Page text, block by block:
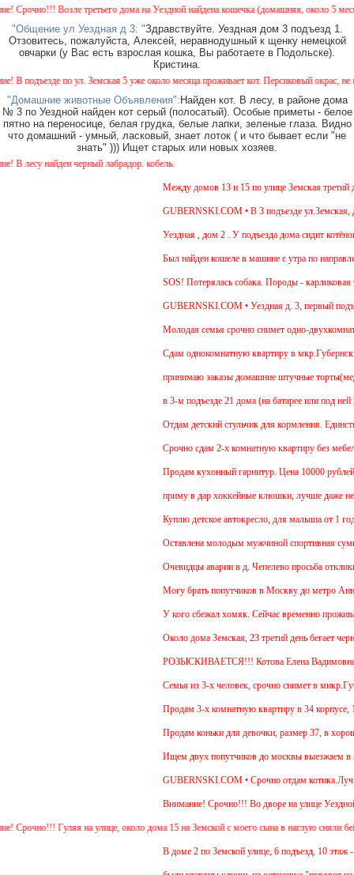
Возле третьего дома на Уездной найдена кошечка (домашняя, около 5
"Общение ул Уездная д 3: "Здравствуйте. Уездная дом 3 подъезд 1.
Отзовитесь, пожалуйста, Алексей, неравнодушный к щенку немецкой
овчарки (у Вас есть взрослая кошка, Вы работаете в Подольске).
Кристина.
по ул. Земская 5 уже около месяца проживает кот. Персиковый окрас, не
"Домашние животные Объявления": Найден кот. В лесу, в районе дома
№ 3 по Уездной найден кот серый (полосатый). Особые приметы - белое
пятно на переносице, белая грудка, белые лапки, зеленые глаза. Видно
что домашний - умный, ласковый, знает лоток ( и что бывает если "не
знать" ))) Ищет старых или новых хозяев.
найден черный лабрадор. кобель.
Между домов 13 и 15 по улице Земская третий
GUBERNSKI.COM • В 3 подъезде ул.Земская,
Уездная , дом 2 . У подъезда дома сидит
Был найден кошеле в машине с утра по
SOS! Потерялась собака. Породы - карликовая
GUBERNSKI.COM • Уездная д. 3, первый
Молодая семья срочно снимет одно-
Cдам однокомнатную квартиру в
принимаю заказы домашние штучные
в 3-м подъезде 21 дома (на батарее или под
Отдам детский стульчик для кормления.
Срочно сдам 2-х комнатную квартиру без
Продам кухонный гарнитур. Цена 10000 рублей.
приму в дар хоккейные клюшки, лучше даже
Куплю детское автокресло, для малыша от 1 года.
Оставлена молодым мужчиной спортивная сумка.
Очевидцы аварии в д. Чепелево просьба
Могу брать попутчиков в Москву до метро
У кого сбежал хомяк. Сейчас временно
Около дома Земская, 23 третий день бегает
РОЗЫСКИВАЕТСЯ!!! Котова Елена
Семья из 3-х человек, срочно снимет в
Продам 3-х комнатную квартиру в 34 корпусе,
Продам коньки для девочки, размер 37, в
Ищем двух попутчиков до москвы выезжаем в
GUBERNSKI.COM • Срочно отдам
Внимание! Срочно!!! Во дворе на улице
Гуляя на улице, около дома 15 на Земской с моего сына в наглую сняли
В доме 2 по Земской улице, 6 подъезд, 10 этаж -